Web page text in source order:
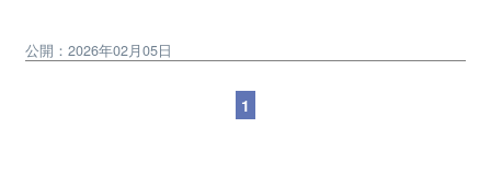
公開：2026年02月05日
1